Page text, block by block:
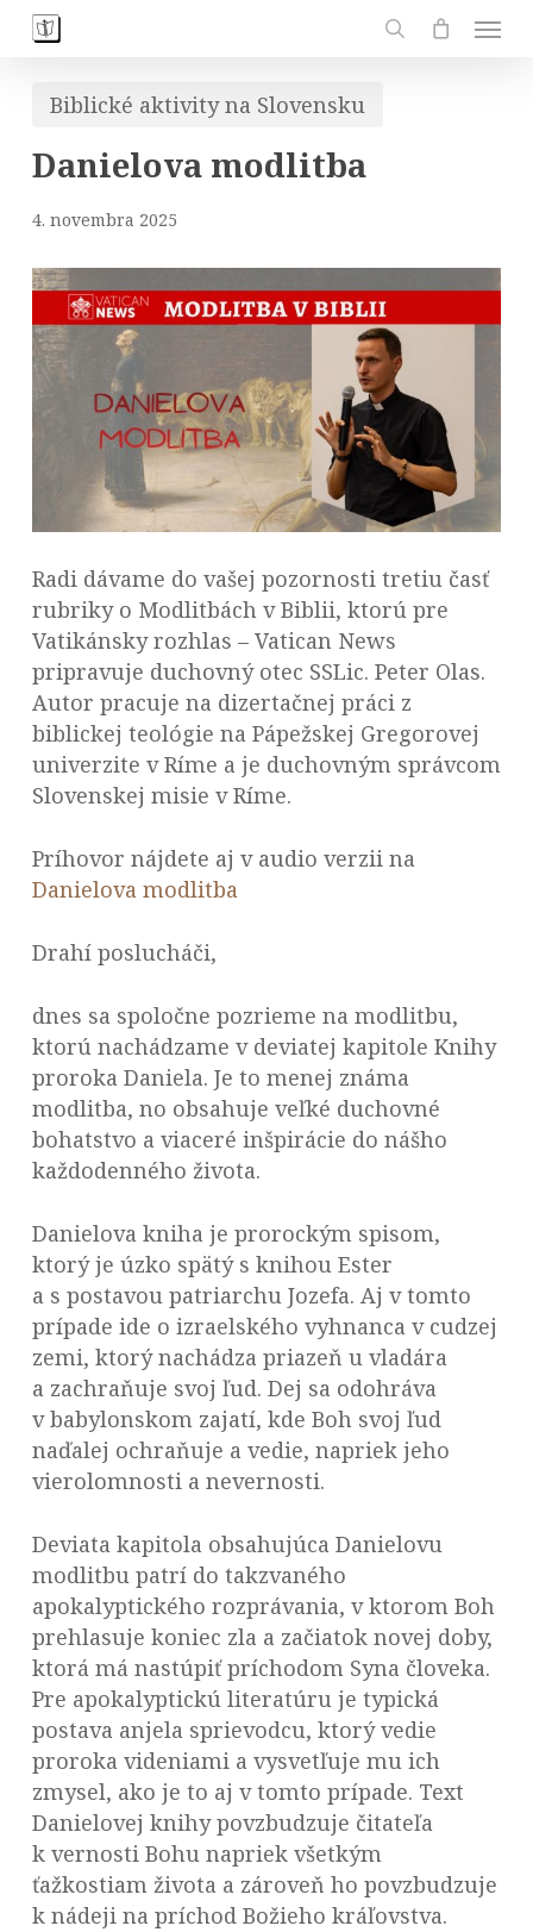
Skip
contentBiblické aktivity na Slovensku
Danielova modlitba
4. novembra 2025
Radi dávame do vašej pozornosti tretiu časť
rubriky o Modlitbách v Biblii, ktorú pre
Vatikánsky rozhlas – Vatican News
pripravuje duchovný otec SSLic. Peter Olas.
Autor pracuje na dizertačnej práci z
biblickej teológie na Pápežskej Gregorovej
univerzite v Ríme a je duchovným správcom
Slovenskej misie v Ríme.
Príhovor nájdete aj v audio verzii na
Danielova modlitba
Drahí poslucháči,
dnes sa spoločne pozrieme na modlitbu,
ktorú nachádzame v deviatej kapitole Knihy
proroka Daniela. Je to menej známa
modlitba, no obsahuje veľké duchovné
bohatstvo a viaceré inšpirácie do nášho
každodenného života.
Danielova kniha je prorockým spisom,
ktorý je úzko spätý s knihou Ester
a s postavou patriarchu Jozefa. Aj v tomto
prípade ide o izraelského vyhnanca v cudzej
zemi, ktorý nachádza priazeň u vladára
a zachraňuje svoj ľud. Dej sa odohráva
v babylonskom zajatí, kde Boh svoj ľud
naďalej ochraňuje a vedie, napriek jeho
vierolomnosti a nevernosti.
Deviata kapitola obsahujúca Danielovu
modlitbu patrí do takzvaného
apokalyptického rozprávania, v ktorom Boh
prehlasuje koniec zla a začiatok novej doby,
ktorá má nastúpiť príchodom Syna človeka.
Pre apokalyptickú literatúru je typická
postava anjela sprievodcu, ktorý vedie
proroka videniami a vysvetľuje mu ich
zmysel, ako je to aj v tomto prípade. Text
Danielovej knihy povzbudzuje čitateľa
k vernosti Bohu napriek všetkým
ťažkostiam života a zároveň ho povzbudzuje
k nádeji na príchod Božieho kráľovstva.